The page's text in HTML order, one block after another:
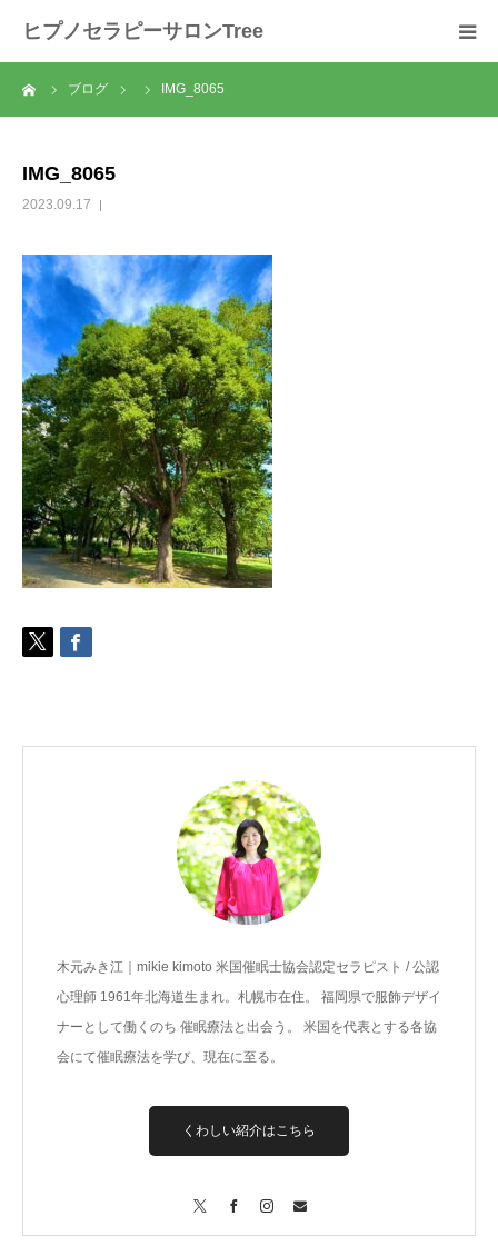
ヒプノセラピーサロンTree
ブログ IMG_8065
IMG_8065
2023.09.17
木元みき江｜mikie kimoto 米国催眠士協会認定セラピスト / 公認
心理師 1961年北海道生まれ。札幌市在住。 福岡県で服飾デザイ
ナーとして働くのち 催眠療法と出会う。 米国を代表とする各協
会にて催眠療法を学び、現在に至る。
くわしい紹介はこちら
ホーム
セラピーの流れ
メニュー
料金
スクール
ご予約